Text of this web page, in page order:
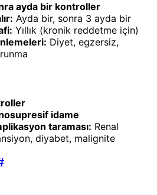
ayda bir kontroller
Ayda bir, sonra 3 ayda bir
Yıllık (kronik reddetme için)
Diyet, egzersiz,
idame
taraması: Renal
diyabet, malignite